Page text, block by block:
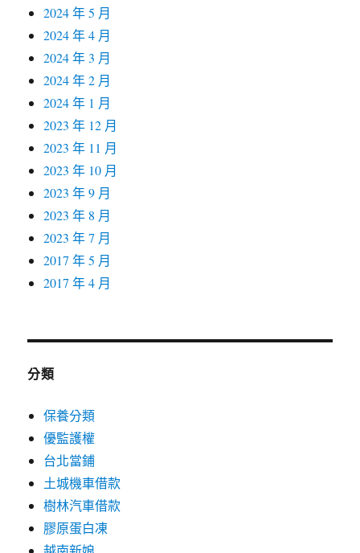
2024 年 5 月
2024 年 4 月
2024 年 3 月
2024 年 2 月
2024 年 1 月
2023 年 12 月
2023 年 11 月
2023 年 10 月
2023 年 9 月
2023 年 8 月
2023 年 7 月
2017 年 5 月
2017 年 4 月
分類
保養分類
優監護權
台北當鋪
土城機車借款
樹林汽車借款
膠原蛋白凍